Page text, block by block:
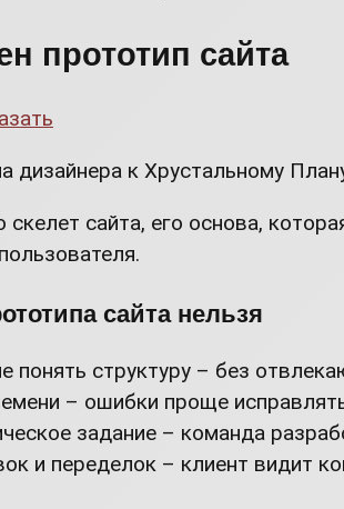
прототип сайта
дизайнера к Хрустальному
сайта, его основа,
сайта нельзя
понять структуру – без
– ошибки проще
задание – команда
и переделок – клиент видит